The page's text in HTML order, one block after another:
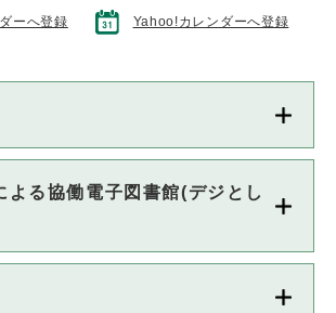
ーへ登録 Yahoo!カレンダーへ登録
よる協働電子図書館(デジとし